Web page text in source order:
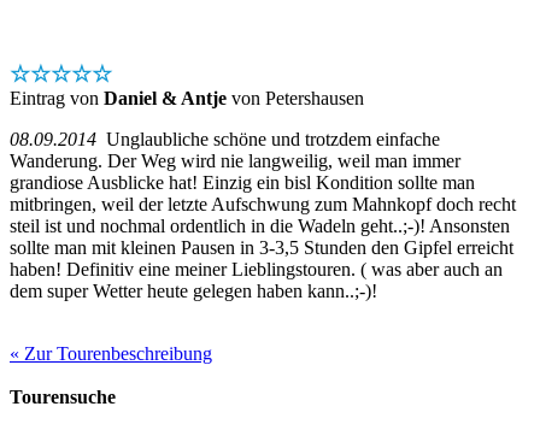
☆☆☆☆☆
Eintrag von Daniel & Antje von Petershausen
08.09.2014 Unglaubliche schöne und trotzdem einfache
Wanderung. Der Weg wird nie langweilig, weil man immer
grandiose Ausblicke hat! Einzig ein bisl Kondition sollte man
mitbringen, weil der letzte Aufschwung zum Mahnkopf doch recht
steil ist und nochmal ordentlich in die Wadeln geht..;-)! Ansonsten
sollte man mit kleinen Pausen in 3-3,5 Stunden den Gipfel erreicht
haben! Definitiv eine meiner Lieblingstouren. ( was aber auch an
dem super Wetter heute gelegen haben kann..;-)!
« Zur Tourenbeschreibung
Tourensuche